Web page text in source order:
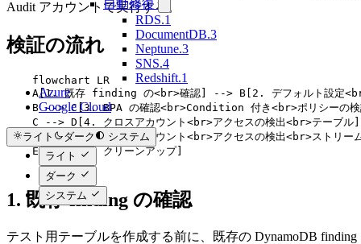
自動修復
RDS.1
DocumentDB.3
Neptune.3
SNS.4
Redshift.1
Azure
Google Cloud
ライト ダーク
システム
ライト
ダーク
システム
Audit アカウントで実行する。
検証の流れ
    flowchart LR
A[1. 既存 finding の<br>確認] --> B[2. デフォルト設定
B --> C[3. BPA の確認<br>Condition 付き<br>ポリシーの
    C --> D[4. クロスアカウント<br>アクセスの検出<br>テーブル]
D --> E[5. クロスアカウント<br>アクセスの検出<br>ストリー
    E --> F[6. クリーンアップ]
1. 既存 finding の確認
テスト用テーブルを作成する前に、既存の DynamoDB finding